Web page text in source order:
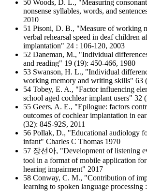
50 Woods, D. L., "Measuring
nonsense syllables, words, and
2010
51 Pisoni, D. B., "Measure of working
verbal rehearsal speed in deaf children
implantation" 24 : 106-120, 2003
52 Daneman, M., "Individual
and reading" 19 (19): 450-466, 1980
53 Swanson, H. L., "Individual
working memory and writing skills" 63
54 Tobey, E. A., "Factor influencing
school aged cochlear implant users" 32
55 Geers, A. E., "Epilogue: factors
outcomes of cochlear implantation in
(32): 84S-92S, 2011
56 Pollak, D., "Educational audiology
infant" Charles C Thomas 1970
57 장선아, "Development of listening
tool in a format of mobile application
hearing impairment" 2017
58 Conway, C. M., "Contribution of
learning to spoken language processing